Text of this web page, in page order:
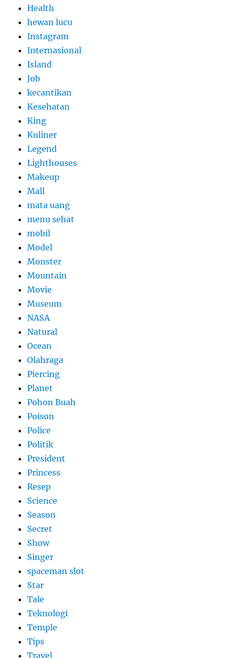
Health
hewan lucu
Instagram
Internasional
Island
Job
kecantikan
Kesehatan
King
Kuliner
Legend
Lighthouses
Makeup
Mall
mata uang
menu sehat
mobil
Model
Monster
Mountain
Movie
Museum
NASA
Natural
Ocean
Olahraga
Piercing
Planet
Pohon Buah
Poison
Police
Politik
President
Princess
Resep
Science
Season
Secret
Show
Singer
spaceman slot
Star
Tale
Teknologi
Temple
Tips
Travel